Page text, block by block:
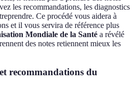
les recommandations, les diagnostics
Ce procédé vous aidera à
et il vous servira de référence plus
Mondiale de la Santé a révélé
des notes retiennent mieux les
recommandations du